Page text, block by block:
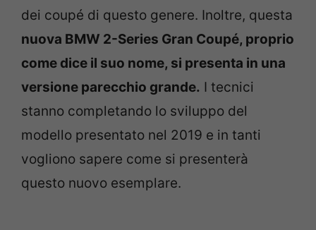
dei coupé di questo genere. Inoltre, questa
nuova BMW 2-Series Gran Coupé, proprio
come dice il suo nome, si presenta in una
versione parecchio grande. I tecnici
stanno completando lo sviluppo del
modello presentato nel 2019 e in tanti
vogliono sapere come si presenterà
questo nuovo esemplare.